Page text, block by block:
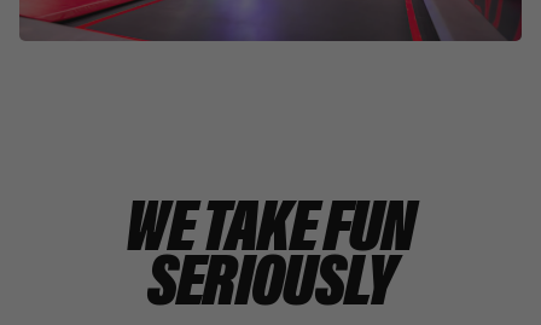
WE TAKE FUN
SERIOUSLY